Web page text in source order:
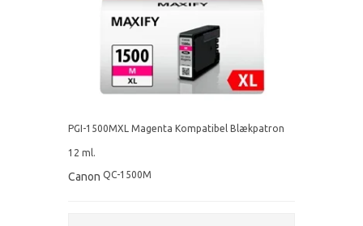
PGI-1500MXL Magenta Kompatibel Blækpatron
12 ml.
Canon QC-1500M